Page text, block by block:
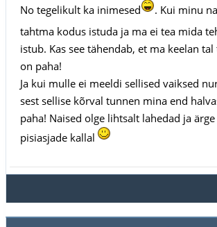
No tegelikult ka inimesed
. Kui minu
tahtma kodus istuda ja ma ei tea mida
istub. Kas see tähendab, et ma keelan
on paha!
Ja kui mulle ei meeldi sellised vaiksed
sest sellise kõrval tunnen mina end
paha! Naised olge lihtsalt lahedad ja
pisiasjade kallal